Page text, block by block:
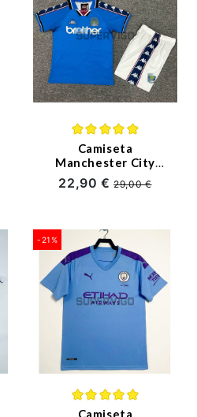
Camiseta
Manchester City
Primera Equipación
Retro 1997/99 Niño
22,90 €29,00 €
-21%
Camiseta